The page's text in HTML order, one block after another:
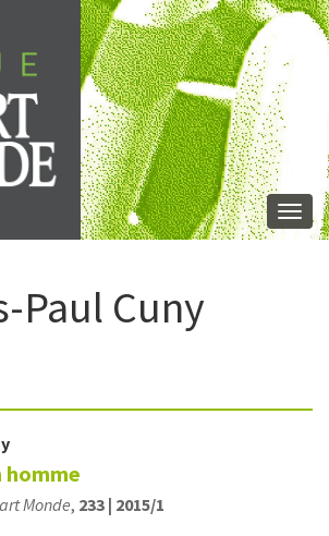
Paul Cuny
homme
Monde, 233 | 2015/1